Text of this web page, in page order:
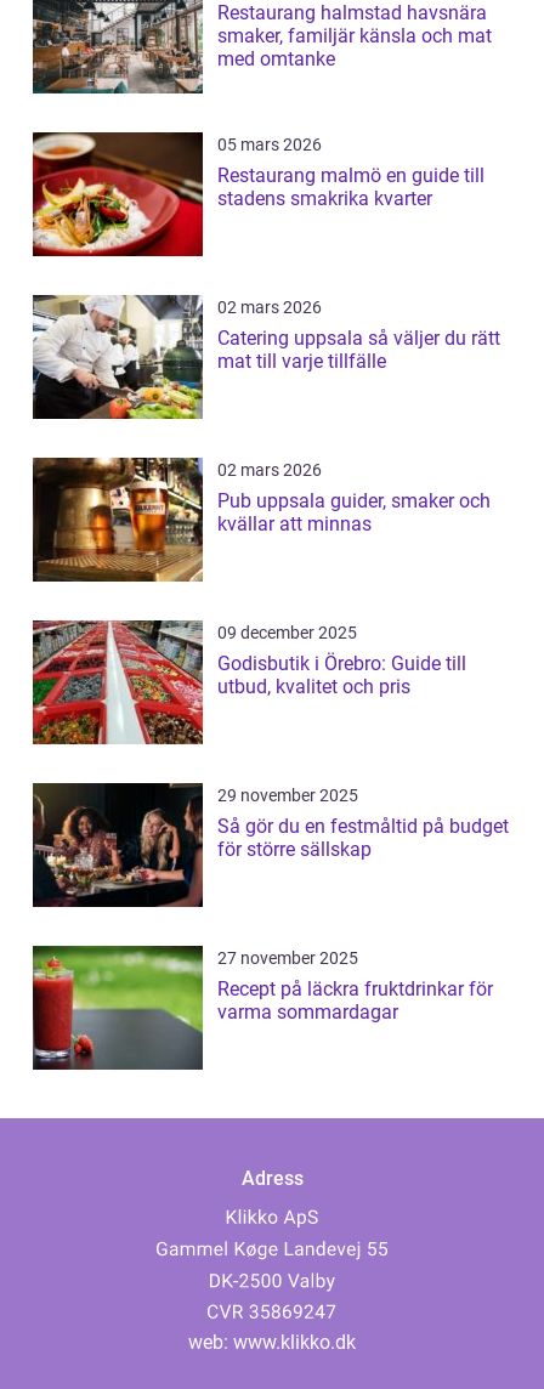
Restaurang halmstad havsnära
smaker, familjär känsla och mat
med omtanke
05 mars 2026
Restaurang malmö en guide till
stadens smakrika kvarter
02 mars 2026
Catering uppsala så väljer du rätt
mat till varje tillfälle
02 mars 2026
Pub uppsala guider, smaker och
kvällar att minnas
09 december 2025
Godisbutik i Örebro: Guide till
utbud, kvalitet och pris
29 november 2025
Så gör du en festmåltid på budget
för större sällskap
27 november 2025
Recept på läckra fruktdrinkar för
varma sommardagar
Adress
web: www.klikko.dk